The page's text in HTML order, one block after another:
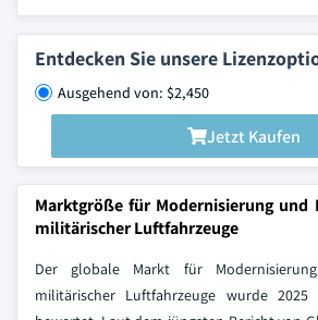
Entdecken Sie unsere
Ausgehend von: $2,450
Jetzt Kaufen
Marktgröße für Modernisierung und
militärischer Luftfahrzeuge
Der globale Markt für
militärischer Luftfahrzeuge wurde